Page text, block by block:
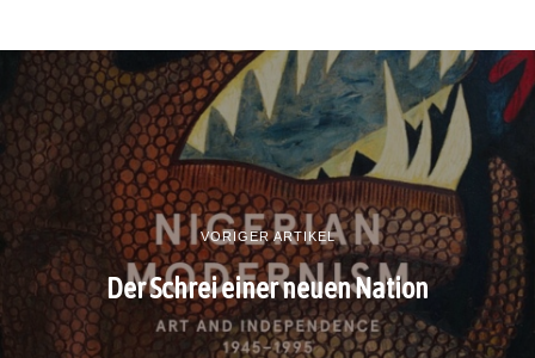
VORIGER ARTIKEL
Der Schrei einer neuen Nation